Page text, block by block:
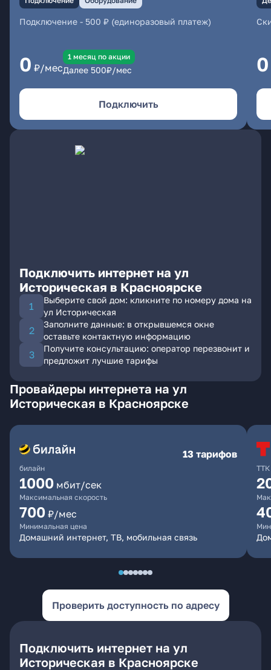
Подключение - 500 ₽ (единоразовый платеж)
0 ₽/мес
1 месяц по акции
Далее 500₽/мес
Подключить
0
Подключить интернет на ул
Историческая в Красноярске
Выберите свой дом: кликните по номеру дома на
ул Историческая
Заполните данные: в открывшемся окне
оставьте контактную информацию
Получите консультацию: оператор перезвонит и
предложит лучшие тарифы
Провайдеры интернета на ул
Историческая в Красноярске
билайн
13 тарифов
1000 мбит/сек
Максимальная скорость
700 ₽/мес
Минимальная цена
Домашний интернет, ТВ, мобильная связь
ТТК
Проверить доступность по адресу
Подключить интернет на ул
Историческая в Красноярске